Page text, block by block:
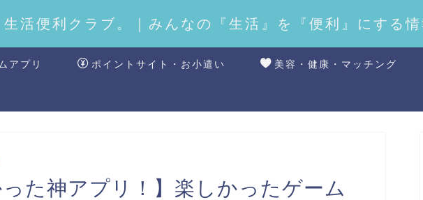
生活便利クラブ。｜みんなの『生活』を『便利』にする
アプリ ポイントサイト・お小遣い 美容・健康・マッチング
った神アプリ！】楽しかったゲーム